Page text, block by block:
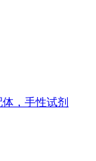
，手性试剂